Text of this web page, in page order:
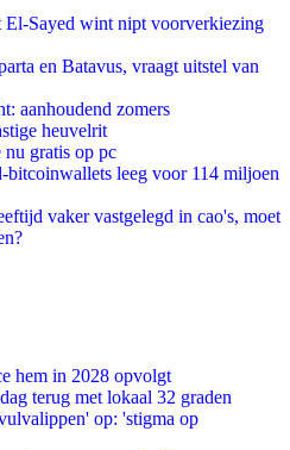
El-Sayed wint nipt voorverkiezing
en Batavus, vraagt uitstel van
aanhoudend zomers
heuvelrit
gratis op pc
bitcoinwallets leeg voor 114 miljoen
vaker vastgelegd in cao's, moet
hem in 2028 opvolgt
terug met lokaal 32 graden
op: 'stigma op